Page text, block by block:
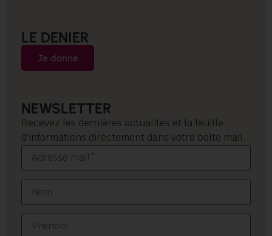
LE DENIER
Je donne
NEWSLETTER
Recevez les dernières actualités et la feuille
d'informations directement dans votre boîte mail.